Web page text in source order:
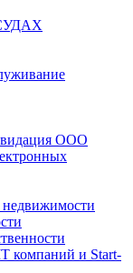
ООО
компаний и Start-